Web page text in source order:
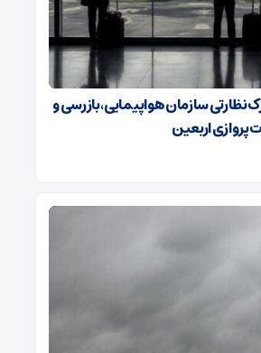
نظارتی سازمان هواپیمایی، بازرسی و
پروازی اربعین